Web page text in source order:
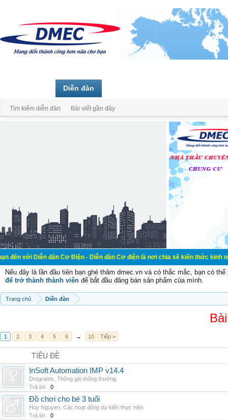
đàn Cơ Điện - Diễn đàn Cơ điện là nơi chia sẽ kiến thức kinh nghiệm
Nếu đây là lần đầu tiên bạn ghé thăm dmec.vn và có thắc mắc, bạn có
để trở thành thành viên để bắt đầu đăng bán sản phẩm của mình.
Trang chủ Diễn đàn
1 2 3 4 5 6 → 10 Tiếp >
TIÊU ĐỀ
InSoft Automation IMP v14.4
Drograms Thông gió thông thường
Trả lời:
0
Đồ chơi cho bé 3 tuổi
Huy Nguyen Các hoạt động dự kiến thực hiện
Trả lời:
0
Diễn đàn
Tìm kiếm diễn đàn Bài viết gần đây